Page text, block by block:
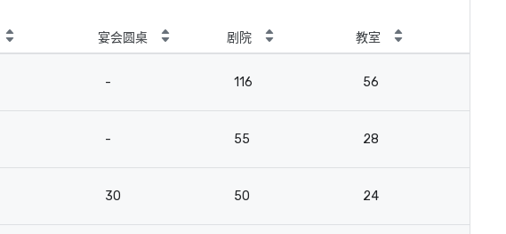
宴会圆桌 剧院 教室
- 116 56
- 55 28
30 50 24